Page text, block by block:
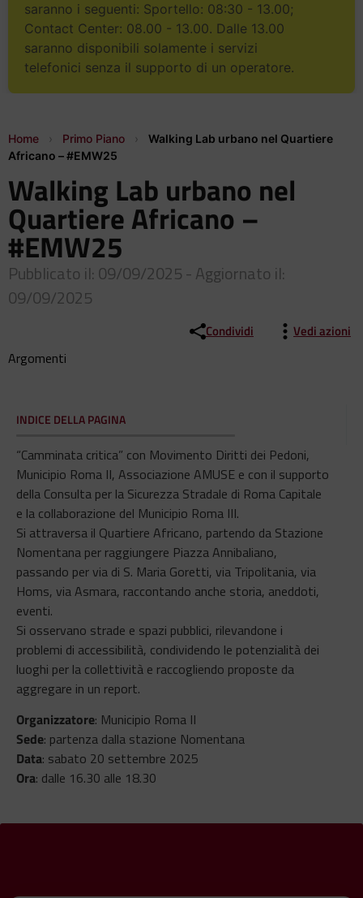
saranno i seguenti: Sportello: 08:30 - 13.00;
Contact Center: 08.00 - 13.00. Dalle 13.00
saranno disponibili solamente i servizi
telefonici senza il supporto di un operatore.
Home › Primo Piano ›
Walking Lab urbano nel Quartiere
Africano – #EMW25
Walking Lab urbano nel
Quartiere Africano –
#EMW25
Pubblicato il: 09/09/2025 - Aggiornato il:
09/09/2025
Condividi Vedi azioni
Argomenti
INDICE DELLA PAGINA
“Camminata critica” con Movimento Diritti dei Pedoni,
Municipio Roma II, Associazione AMUSE e con il supporto
della Consulta per la Sicurezza Stradale di Roma Capitale
e la collaborazione del Municipio Roma III.
Si attraversa il Quartiere Africano, partendo da Stazione
Nomentana per raggiungere Piazza Annibaliano,
passando per via di S. Maria Goretti, via Tripolitania, via
Homs, via Asmara, raccontando anche storia, aneddoti,
eventi.
Si osservano strade e spazi pubblici, rilevandone i
problemi di accessibilità, condividendo le potenzialità dei
luoghi per la collettività e raccogliendo proposte da
aggregare in un report.
Organizzatore: Municipio Roma II
Sede: partenza dalla stazione Nomentana
Data: sabato 20 settembre 2025
Ora: dalle 16.30 alle 18.30